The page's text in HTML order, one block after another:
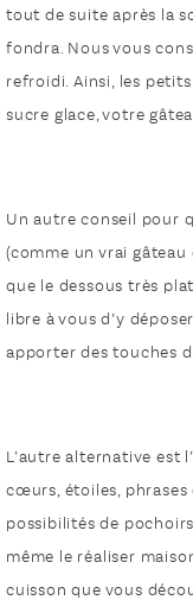
tout de suite après la
fondra. Nous vous
refroidi. Ainsi, les
sucre glace, votre
Un autre conseil pour
(comme un vrai
que le dessous très
libre à vous d’y
apporter des touches
L’autre alternative est
cœurs, étoiles, phrases
possibilités de
même le réaliser
cuisson que vous